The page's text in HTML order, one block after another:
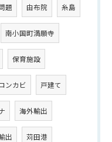
題 由布院 糸島
南小国町満願寺
保育施設
ンカビ 戸建て
海外輸出
出 苅田港